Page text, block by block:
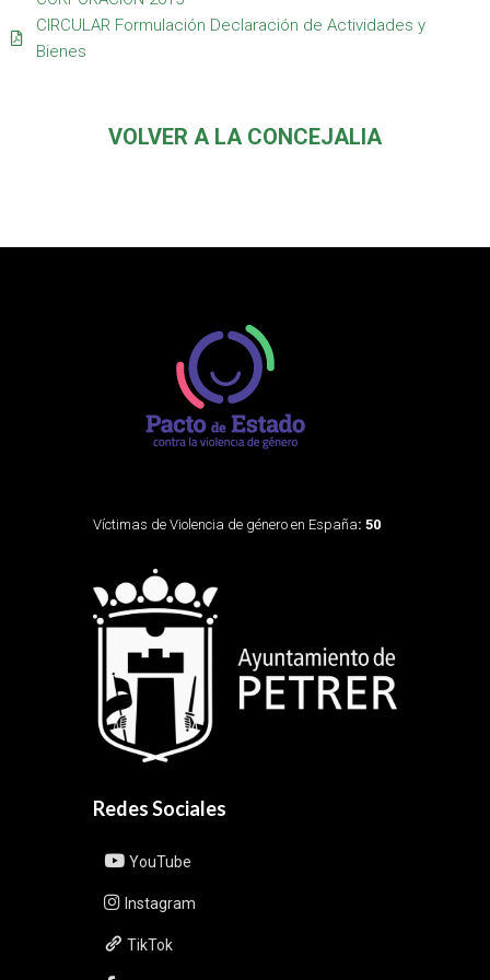
CIRCULAR Formulación Declaración de Actividades y
Bienes
VOLVER A LA CONCEJALIA
Víctimas de Violencia de género en España: 50
Redes Sociales
YouTube
Instagram
TikTok